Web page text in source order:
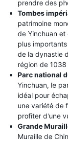
prendre des
Tombes
patrimoine
de Yinchuan et
plus
de la dynastie
région de 1038
Parc national
Yinchuan, le
idéal pour
une variété de
profiter d'une
Grande
Muraille de